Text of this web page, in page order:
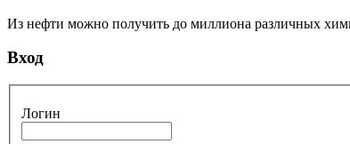
Из нефти можно получить до миллиона различных
Вход
Логин